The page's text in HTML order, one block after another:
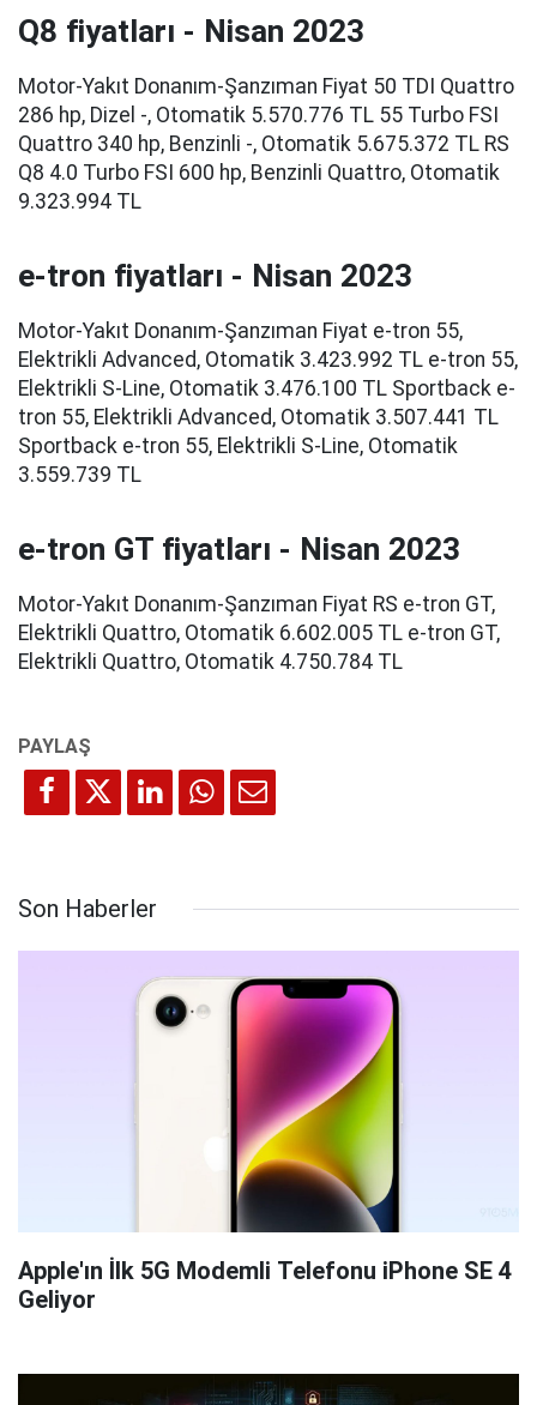
Q8 fiyatları - Nisan 2023
Motor-Yakıt Donanım-Şanzıman Fiyat 50 TDI Quattro
286 hp, Dizel -, Otomatik 5.570.776 TL 55 Turbo FSI
Quattro 340 hp, Benzinli -, Otomatik 5.675.372 TL RS
Q8 4.0 Turbo FSI 600 hp, Benzinli Quattro, Otomatik
9.323.994 TL
e-tron fiyatları - Nisan 2023
Motor-Yakıt Donanım-Şanzıman Fiyat e-tron 55,
Elektrikli Advanced, Otomatik 3.423.992 TL e-tron 55,
Elektrikli S-Line, Otomatik 3.476.100 TL Sportback e-
tron 55, Elektrikli Advanced, Otomatik 3.507.441 TL
Sportback e-tron 55, Elektrikli S-Line, Otomatik
3.559.739 TL
e-tron GT fiyatları - Nisan 2023
Motor-Yakıt Donanım-Şanzıman Fiyat RS e-tron GT,
Elektrikli Quattro, Otomatik 6.602.005 TL e-tron GT,
Elektrikli Quattro, Otomatik 4.750.784 TL
Son Haberler
Apple'ın İlk 5G Modemli Telefonu iPhone SE 4
Geliyor